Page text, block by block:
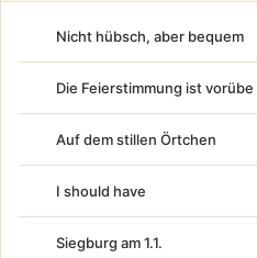
Nicht hübsch, aber bequem
Die Feierstimmung ist vorübe
Auf dem stillen Örtchen
I should have
Siegburg am 1.1.